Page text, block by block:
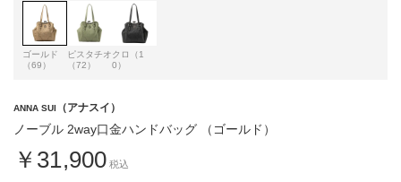
ゴールド
（69）
ピスタチオ
（72）
クロ（1
0）
ANNA SUI （アナスイ）
ノーブル 2way口金ハンドバッグ （ゴールド）
￥31,900 税込